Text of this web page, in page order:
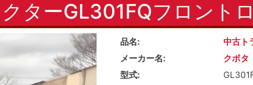
ターGL301FQフロントロ
品名
中古ト
メーカー名
クボタ
型式